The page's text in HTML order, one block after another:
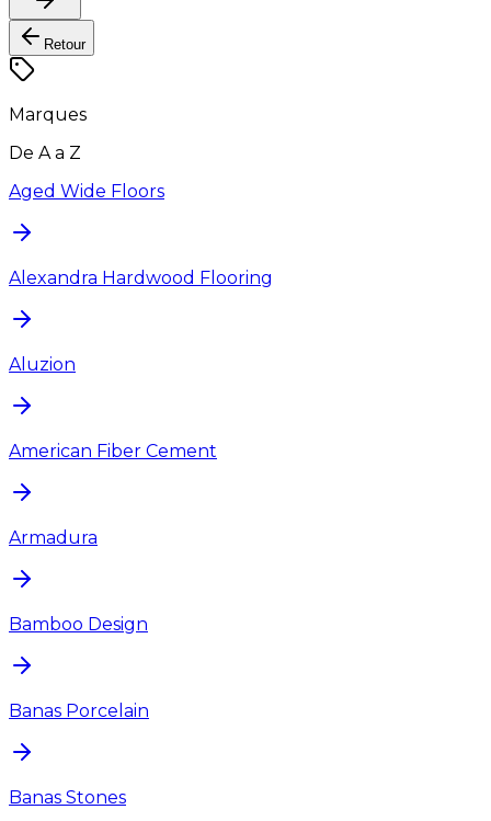
Retour
Marques
De A a Z
Aged Wide Floors
Alexandra Hardwood Flooring
Aluzion
American Fiber Cement
Armadura
Bamboo Design
Banas Porcelain
Banas Stones